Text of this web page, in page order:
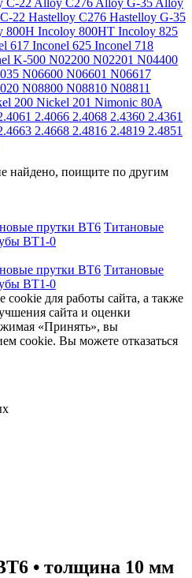
C-22 Alloy C276 Alloy G-35 Alloy
22 Hastelloy C276 Hastelloy G-35
800H Incoloy 800HT Incoloy 825
617 Inconel 625 Inconel 718
K-500 N02200 N02201 N04400
N06600 N06601 N06617
N08800 N08810 N08811
200 Nickel 201 Nimonic 80A
2.4066 2.4068 2.4360 2.4361
2.4668 2.4816 2.4819 2.4851
найдено, поищите по другим
прутки ВТ6 Титановые
ВТ1-0
прутки ВТ6 Титановые
ВТ1-0
для работы сайта, а также
сайта и оценки
«Принять», вы
cookie. Вы можете отказаться
• толщина 10 мм